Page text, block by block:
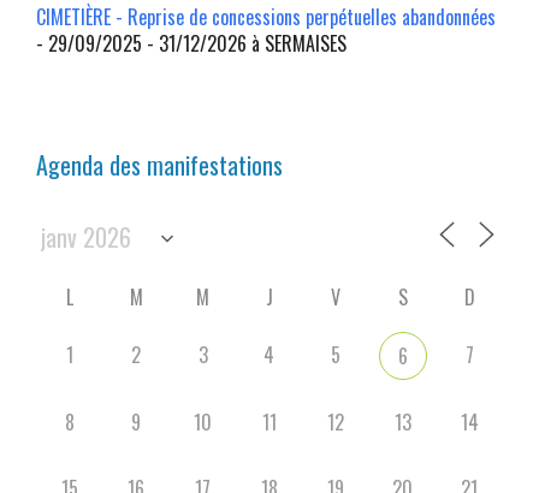
CIMETIÈRE - Reprise de concessions perpétuelles abandonnées
- 29/09/2025 - 31/12/2026 à SERMAISES
Agenda des manifestations
L M M J V S
D
1
2 3 4 5 6 7
8 9 10 11 12 13 14